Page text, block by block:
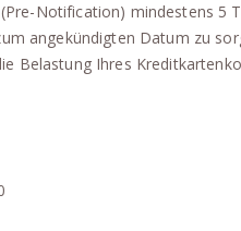
Notification) mindestens
angekündigten Datum zu
Belastung Ihres